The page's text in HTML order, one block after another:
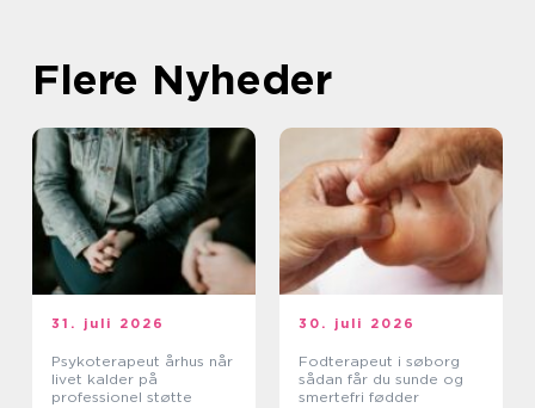
Flere Nyheder
31. juli 2026
Psykoterapeut århus når
livet kalder på
professionel støtte
30. juli 2026
Fodterapeut i søborg
sådan får du sunde og
smertefri fødder